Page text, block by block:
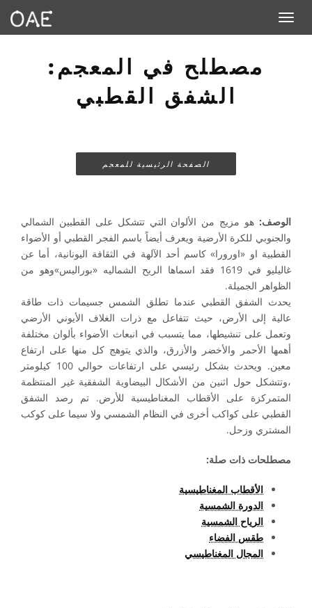
Toggle navigation
مصطلح في المعجم:
الشفق القطبي
الصفحة الرئيسية للمعجم
الوصف: هو مزيج من الألوان التي تتشكل على القطبين الشمالي
والجنوبي للكرة الأرضية ويعرف أيضاً باسم الفجر القطبي أو الأضواء
القطبية او «اورورا» كاسم أحد الآلهة في الثقافة اليونانية، أما عن
غاليليو في 1619 فقد اسماها الريح الشماليه «بوراليس»وهو من
الظواهر الجميلة.
يحدث الشفق القطبي عندما تطلق الشمس جسيمات ذات طاقة
عالية إلى الأرض، حيث تتفاعل مع ذرات الغلاف الأيوني الأرضي
وتعمل على تنشيطها، مما يتسبب في انبعاث الأضواء بألوان مختلفة
أهمها الأحمر والأخضر والأزرق، والذي يتوهج كل منها على ارتفاع
معين. ويحدث بشكل رئيسي على ارتفاعات حوالي 100 كيلومتر
،وتتشكل حول اثنين من الأشكال البيضاوية الشفقية غير المنتظمة
المتمركزة على الأقطاب المغناطيسية للأرض. تم رصد الشفق
القطبي على كواكب أخرى في النظام الشمسي ولا سيما على كوكب
المشتري وزحل.
مصطلحات ذات صلة:
الأقطاب المغناطيسية
الدورة الشمسية
الرياح الشمسية
طقس الفضاء
المجال المغناطيسي